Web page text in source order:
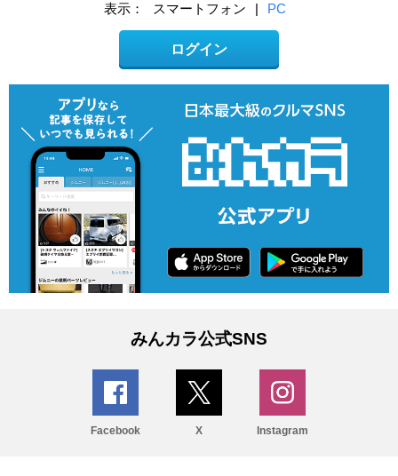
表示： スマートフォン | PC
ログイン
みんカラ公式SNS
Facebook X Instagram